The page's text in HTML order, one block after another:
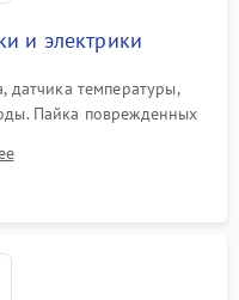
и электрики
датчика температуры,
Пайка поврежденных
и контактов.